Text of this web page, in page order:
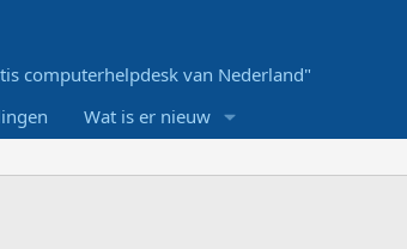
computerhelpdesk van Nederland"
Wat is er nieuw